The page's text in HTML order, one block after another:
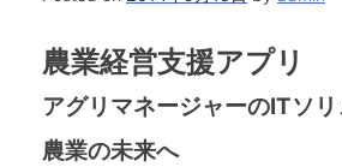
農業経営支援アプリ
アグリマネージャーのITソ
農業の未来へ